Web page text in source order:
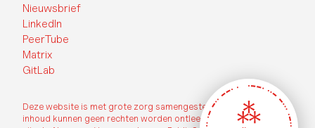
Nieuwsbrief
LinkedIn
PeerTube
Matrix
GitLab
Deze website is met grote zorg samengesteld, echter aan de
inhoud kunnen geen rechten worden ontleend. Op deze website